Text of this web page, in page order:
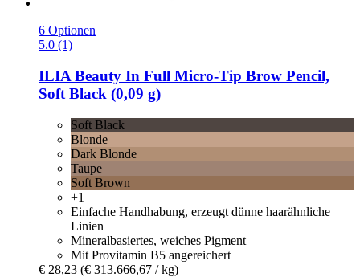
6 Optionen
5.0 (1)
ILIA Beauty In Full Micro-​Tip Brow Pencil,
Soft Black (0,09 g)
Soft Black
Blonde
Dark Blonde
Taupe
Soft Brown
+1
Einfache Handhabung, erzeugt dünne haarähnliche
Linien
Mineralbasiertes, weiches Pigment
Mit Provitamin B5 angereichert
€ 28,23 (€ 313.666,67 / kg)